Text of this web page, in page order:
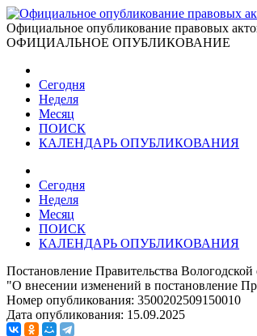
Официальное опубликование правовых
ОФИЦИАЛЬНОЕ ОПУБЛИКОВАНИЕ
Сегодня
Неделя
Месяц
ПОИСК
КАЛЕНДАРЬ ОПУБЛИКОВАНИЯ
Сегодня
Неделя
Месяц
ПОИСК
КАЛЕНДАРЬ ОПУБЛИКОВАНИЯ
Постановление Правительства
"О внесении изменений в постановление
Номер опубликования: 3500202509150010
Дата опубликования: 15.09.2025